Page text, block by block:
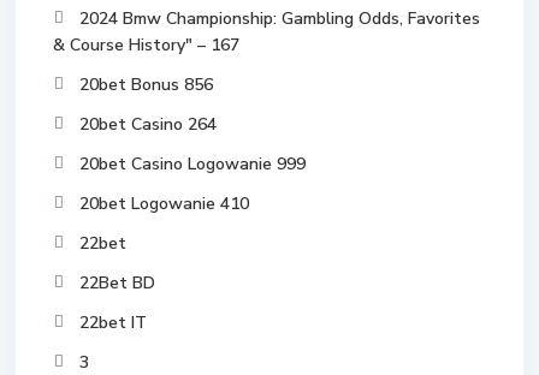
2024 Bmw Championship: Gambling Odds, Favorites
& Course History" – 167
20bet Bonus 856
20bet Casino 264
20bet Casino Logowanie 999
20bet Logowanie 410
22bet
22Bet BD
22bet IT
3